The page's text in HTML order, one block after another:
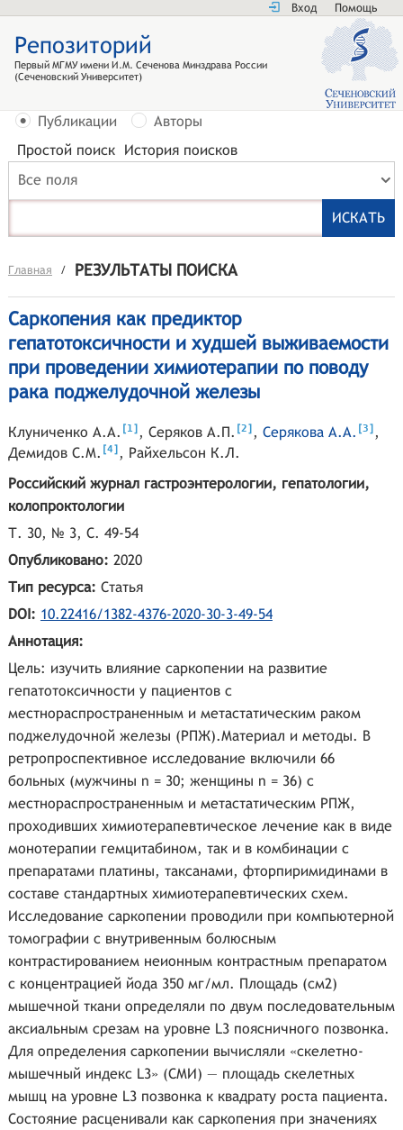
Вход Помощь
Репозиторий
Первый МГМУ имени И.М. Сеченова Минздрава России
(Сеченовский Университет)
Публикации
Авторы
Простой поиск История поисков
Все поля
Главная / РЕЗУЛЬТАТЫ ПОИСКА
Саркопения как предиктор
гепатотоксичности и худшей выживаемости
при проведении химиотерапии по поводу
рака поджелудочной железы
Клуниченко А.А. [1] , Серяков А.П. [2] , Серякова А.А. [3] ,
Демидов С.М. [4] , Райхельсон К.Л.
Российский журнал гастроэнтерологии, гепатологии,
колопроктологии
Т. 30, № 3, С. 49-54
Опубликовано: 2020
Тип ресурса: Статья
DOI: 10.22416/1382-4376-2020-30-3-49-54
Аннотация:
Цель: изучить влияние саркопении на развитие
гепатотоксичности у пациентов с
местнораспространенным и метастатическим раком
поджелудочной железы (РПЖ).Материал и методы. В
ретропроспективное исследование включили 66
больных (мужчины n = 30; женщины n = 36) с
местнораспространенным и метастатическим РПЖ,
проходивших химиотерапевтическое лечение как в виде
монотерапии гемцитабином, так и в комбинации с
препаратами платины, таксанами, фторпиримидинами в
составе стандартных химиотерапевтических схем.
Исследование саркопении проводили при компьютерной
томографии с внутривенным болюсным
контрастированием неионным контрастным препаратом
с концентрацией йода 350 мг/мл. Площадь (см2)
мышечной ткани определяли по двум последовательным
аксиальным срезам на уровне L3 поясничного позвонка.
Для определения саркопении вычисляли «скелетно-
мышечный индекс L3» (СМИ) — площадь скелетных
мышц на уровне L3 позвонка к квадрату роста пациента.
Состояние расценивали как саркопения при значениях